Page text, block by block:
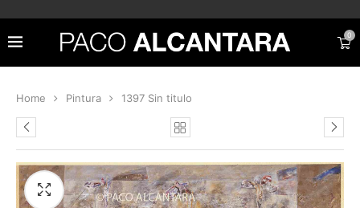
0
Home Pintura 1397 Sin titulo